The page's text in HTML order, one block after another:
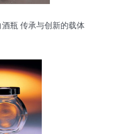
瓶 传承与创新的载体